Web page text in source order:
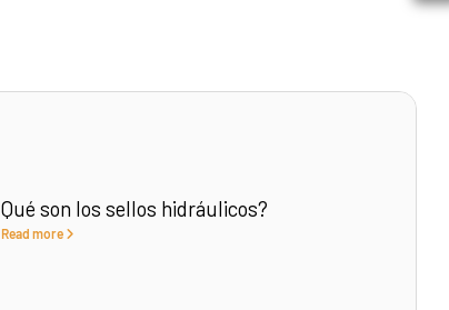
Qué son los sellos hidráulicos?
Read more